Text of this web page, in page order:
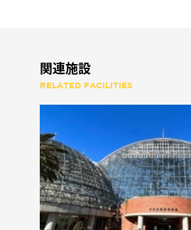
関連施設
RELATED FACILITIES